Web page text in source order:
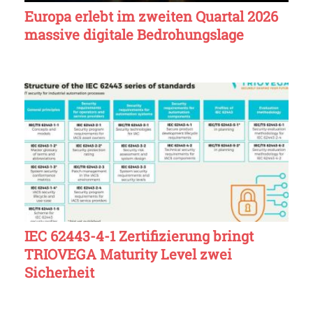
Europa erlebt im zweiten Quartal 2026
massive digitale Bedrohungslage
IEC 62443-4-1 Zertifizierung bringt
TRIOVEGA Maturity Level zwei
Sicherheit